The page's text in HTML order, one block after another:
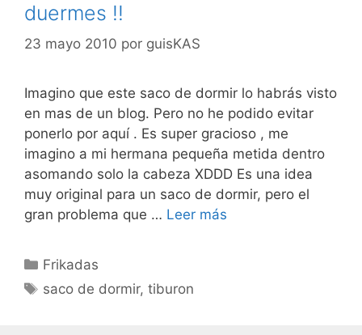
duermes !!
23 mayo 2010 por guisKAS
Imagino que este saco de dormir lo habrás visto
en mas de un blog. Pero no he podido evitar
ponerlo por aquí . Es super gracioso , me
imagino a mi hermana pequeña metida dentro
asomando solo la cabeza XDDD Es una idea
muy original para un saco de dormir, pero el
gran problema que … Leer más
Categorías
Frikadas
Etiquetas
saco de dormir,tiburon